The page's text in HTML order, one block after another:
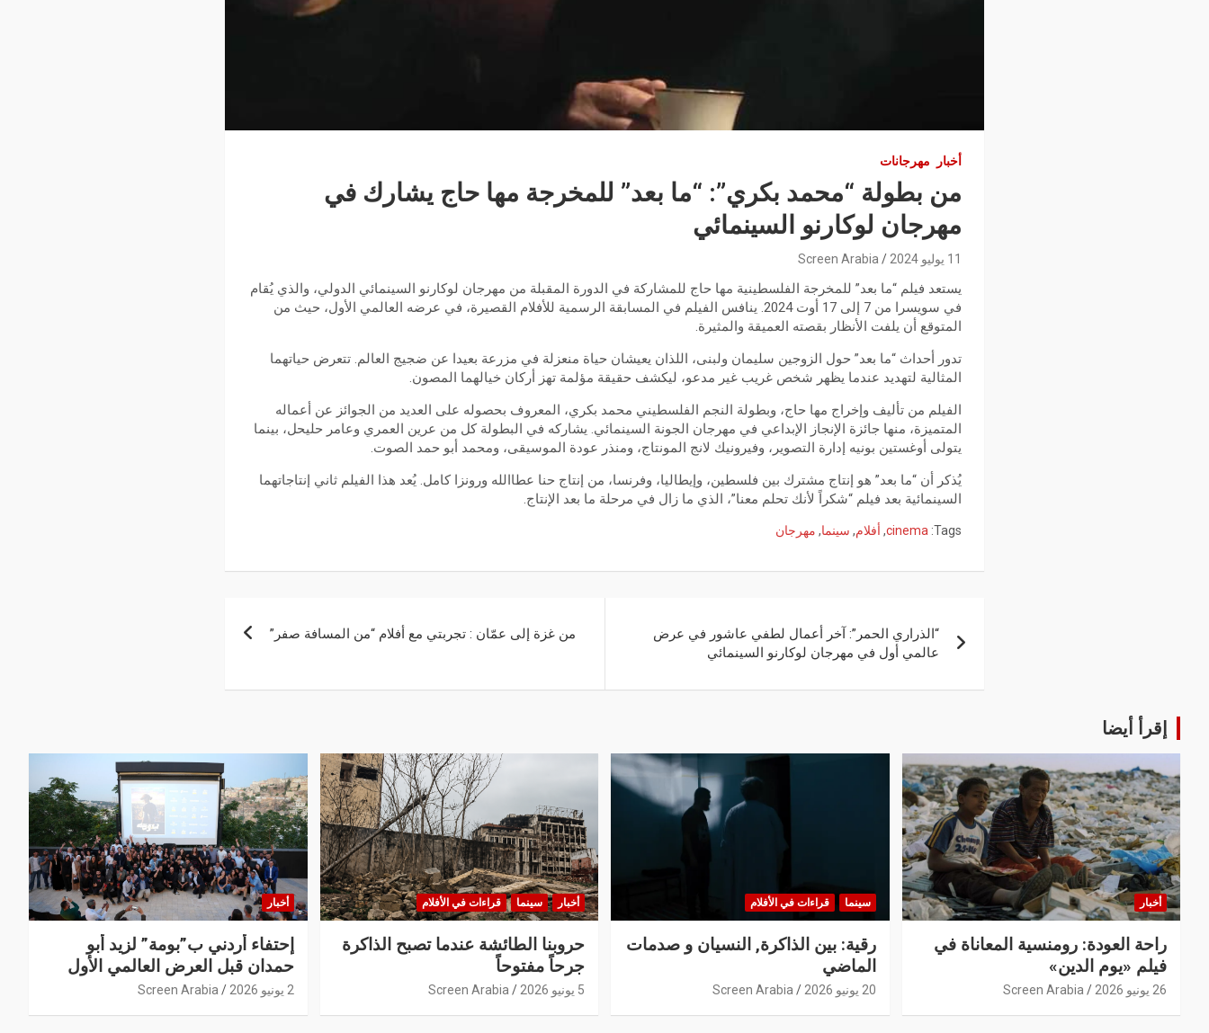
أخبار مهرجانات
من بطولة “محمد بكري”: “ما بعد” للمخرجة مها حاج يشارك في
مهرجان لوكارنو السينمائي
11 يوليو 2024 Screen Arabia
يستعد فيلم “ما بعد” للمخرجة الفلسطينية مها حاج للمشاركة في الدورة المقبلة من مهرجان لوكارنو السينمائي الدولي، والذي يُقام
في سويسرا من 7 إلى 17 أوت 2024. ينافس الفيلم في المسابقة الرسمية للأفلام القصيرة، في عرضه العالمي الأول، حيث من
المتوقع أن يلفت الأنظار بقصته العميقة والمثيرة.
تدور أحداث “ما بعد” حول الزوجين سليمان ولبنى، اللذان يعيشان حياة منعزلة في مزرعة بعيدا عن ضجيج العالم. تتعرض حياتهما
المثالية لتهديد عندما يظهر شخص غريب غير مدعو، ليكشف حقيقة مؤلمة تهز أركان خيالهما المصون.
الفيلم من تأليف وإخراج مها حاج، وبطولة النجم الفلسطيني محمد بكري، المعروف بحصوله على العديد من الجوائز عن أعماله
المتميزة، منها جائزة الإنجاز الإبداعي في مهرجان الجونة السينمائي. يشاركه في البطولة كل من عرين العمري وعامر حليحل، بينما
يتولى أوغستين بونيه إدارة التصوير، وفيرونيك لانج المونتاج، ومنذر عودة الموسيقى، ومحمد أبو حمد الصوت.
يُذكر أن “ما بعد” هو إنتاج مشترك بين فلسطين، وإيطاليا، وفرنسا، من إنتاج حنا عطاالله ورونزا كامل. يُعد هذا الفيلم ثاني إنتاجاتهما
السينمائية بعد فيلم “شكراً لأنك تحلم معنا”، الذي ما زال في مرحلة ما بعد الإنتاج.
Tags:
cinema
, أفلام, سينما, مهرجان
“الذراري الحمر”: آخر أعمال لطفي عاشور في عرض
عالمي أول في مهرجان لوكارنو السينمائي
من غزة إلى عمّان : تجربتي مع أفلام “من المسافة صفر”
إقرأ أيضا
أخبار
راحة العودة: رومنسية المعاناة في
فيلم «يوم الدين»
26 يونيو 2026 Screen Arabia
سينما قراءات في الأفلام
رقية: بين الذاكرة, النسيان و صدمات
الماضي
20 يونيو 2026 Screen Arabia
أخبار سينما قراءات في الأفلام
حروبنا الطائشة عندما تصبح الذاكرة
جرحاً مفتوحاً
5 يونيو 2026 Screen Arabia
أخبار
إحتفاء أردني ب”بومة” لزيد أبو
حمدان قبل العرض العالمي الأول
2 يونيو 2026 Screen Arabia